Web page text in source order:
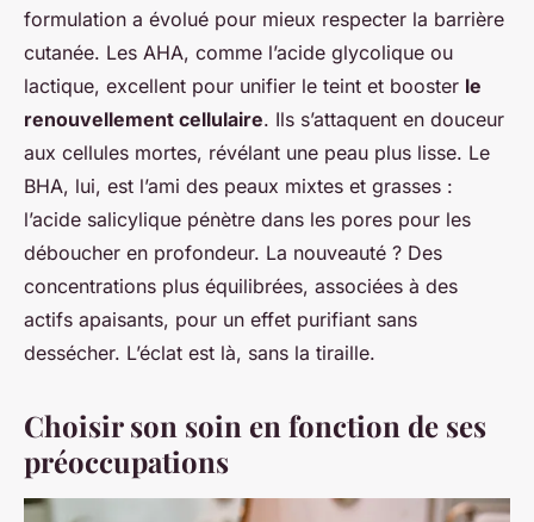
formulation a évolué pour mieux respecter la barrière
cutanée. Les AHA, comme l’acide glycolique ou
lactique, excellent pour unifier le teint et booster le
renouvellement cellulaire. Ils s’attaquent en douceur
aux cellules mortes, révélant une peau plus lisse. Le
BHA, lui, est l’ami des peaux mixtes et grasses :
l’acide salicylique pénètre dans les pores pour les
déboucher en profondeur. La nouveauté ? Des
concentrations plus équilibrées, associées à des
actifs apaisants, pour un effet purifiant sans
dessécher. L’éclat est là, sans la tiraille.
Choisir son soin en fonction de ses
préoccupations